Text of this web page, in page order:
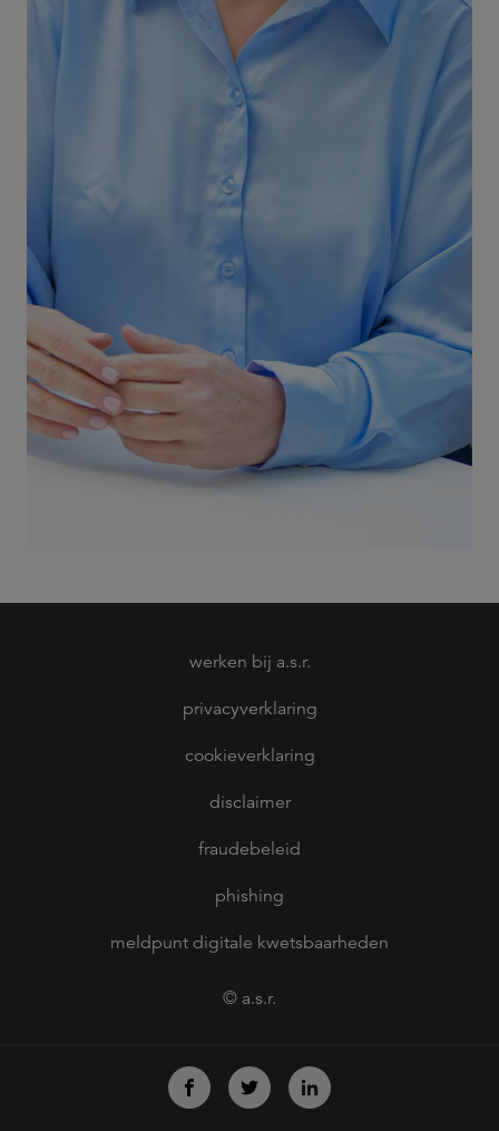
werken bij a.s.r.
privacyverklaring
cookieverklaring
disclaimer
fraudebeleid
phishing
meldpunt digitale kwetsbaarheden
© a.s.r.